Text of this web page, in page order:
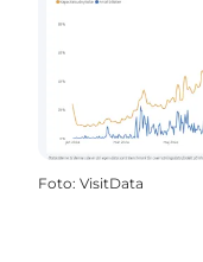
Foto: VisitData